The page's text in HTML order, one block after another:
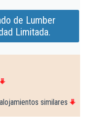
de Lumber
Limitada.
similares